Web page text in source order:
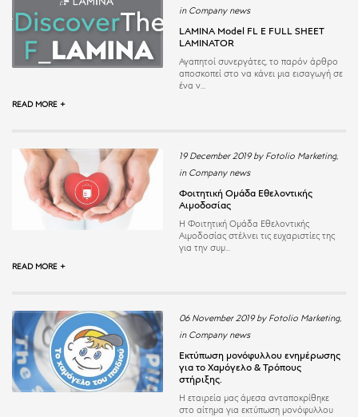
in Company news
LAMINA Model FL E FULL SHEET
LAMINATOR
Αγαπητοί συνεργάτες, το παρόν άρθρο
αποσκοπεί στο να κάνει μια εισαγωγή σε
ένα ν...
READ MORE +
19 December 2019 by Fotolio Marketing,
in Company news
Φοιτητική Ομάδα Εθελοντικής
Αιμοδοσίας
Η Φοιτητική Ομάδα Εθελοντικής
Αιμοδοσίας στέλνει τις ευχαριστίες της
για την συμ...
READ MORE +
06 November 2019 by Fotolio Marketing,
in Company news
Εκτύπωση μονόφυλλου ενημέρωσης
για το Χαμόγελο & Τρόπους
στήριξης.
Η εταιρεία μας άμεσα ανταποκρίθηκε
στο αίτημα για εκτύπωση μονόφυλλου